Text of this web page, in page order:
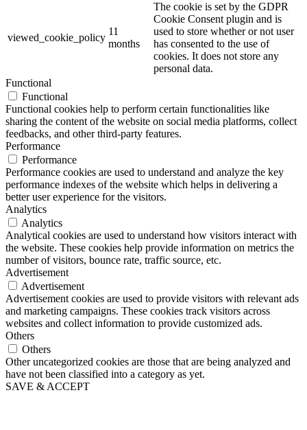
viewed_cookie_policy
11
months
The cookie is set by the GDPR
Cookie Consent plugin and is
used to store whether or not user
has consented to the use of
cookies. It does not store any
personal data.
Functional
Functional
Functional cookies help to perform certain functionalities like
sharing the content of the website on social media platforms, collect
feedbacks, and other third-party features.
Performance
Performance
Performance cookies are used to understand and analyze the key
performance indexes of the website which helps in delivering a
better user experience for the visitors.
Analytics
Analytics
Analytical cookies are used to understand how visitors interact with
the website. These cookies help provide information on metrics the
number of visitors, bounce rate, traffic source, etc.
Advertisement
Advertisement
Advertisement cookies are used to provide visitors with relevant ads
and marketing campaigns. These cookies track visitors across
websites and collect information to provide customized ads.
Others
Others
Other uncategorized cookies are those that are being analyzed and
have not been classified into a category as yet.
SAVE & ACCEPT